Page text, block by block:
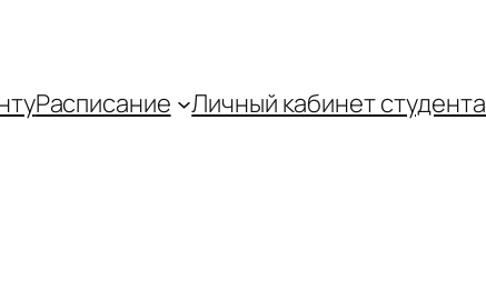
Распиcание Личный кабинет студента